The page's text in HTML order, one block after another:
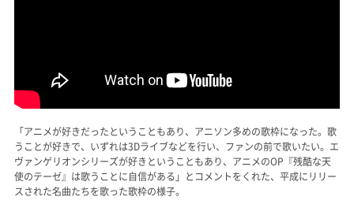
「アニメが好きだったということもあり、アニソン多めの歌枠になった。歌
うことが好きで、いずれは3Dライブなどを行い、ファンの前で歌いたい。エ
ヴァンゲリオンシリーズが好きということもあり、アニメのOP『残酷な天
使のテーゼ』は歌うことに自信がある」とコメントをくれた、平成にリリー
スされた名曲たちを歌った歌枠の様子。